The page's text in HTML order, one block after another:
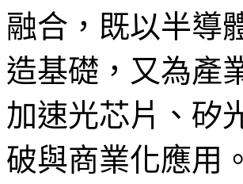
融合，既以半導
造基礎，又為產
加速光芯片、矽
破與商業化應用。